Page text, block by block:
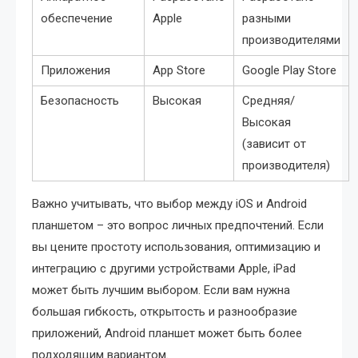
обеспечение
Apple
разными
производителями
Приложения App Store Google Play Store
Безопасность Высокая
Средняя/
Высокая
(зависит от
производителя)
Важно учитывать, что выбор между iOS и Android
планшетом – это вопрос личных предпочтений. Если
вы цените простоту использования, оптимизацию и
интеграцию с другими устройствами Apple, iPad
может быть лучшим выбором. Если вам нужна
большая гибкость, открытость и разнообразие
приложений, Android планшет может быть более
подходящим вариантом.